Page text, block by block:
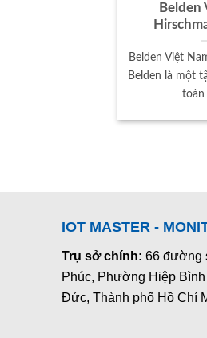
Belden
Belden Việt
Belden là một
toàn
IOT MASTER -
Trụ sở chính: 66 đường
Phúc, Phường Hiệp
Đức, Thành phố Hồ Chí